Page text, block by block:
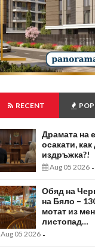
RECENT
Драмата на
осакати,
издръжка?!
Aug 05 2026 -
Обяд на
на Бяло –
мотат из
листопад…
Aug 05 2026 -